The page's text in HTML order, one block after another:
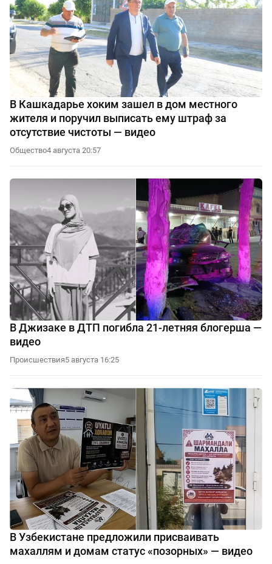
В Кашкадарье хоким зашел в дом местного
жителя и поручил выписать ему штраф за
отсутствие чистоты — видео
Общество4 августа 20:57
В Джизаке в ДТП погибла 21-летняя блогерша —
видео
Происшествия5 августа 16:25
В Узбекистане предложили присваивать
махаллям и домам статус «позорных» — видео